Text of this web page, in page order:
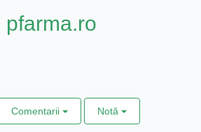
pfarma.ro
Comentarii Notă